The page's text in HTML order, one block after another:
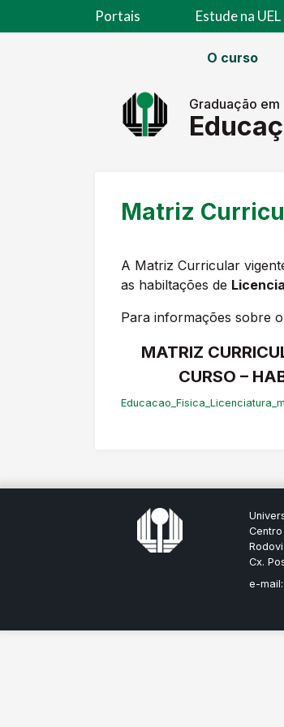
Portais Estude na UEL
O curso
Graduação em
Matriz
A Matriz Curricular
as habiltações de
Para informações sobre
MATRIZ
CURSO –
Cx.
e-